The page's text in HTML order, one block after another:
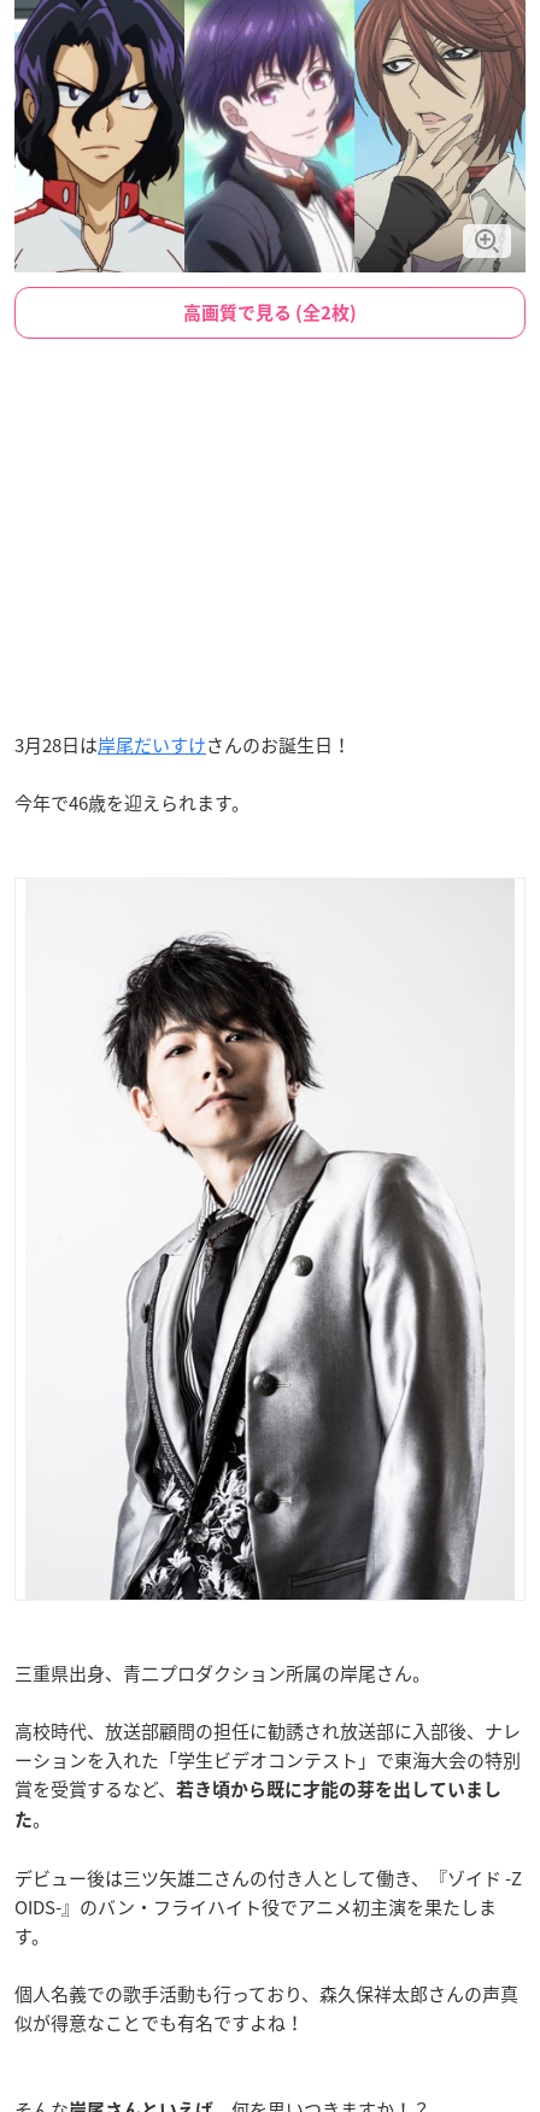
高画質で見る (全2枚)
3月28日は岸尾だいすけさんのお誕生日！
今年で46歳を迎えられます。
三重県出身、青二プロダクション所属の岸尾さん。
高校時代、放送部顧問の担任に勧誘され放送部に入部後、ナレ
ーションを入れた「学生ビデオコンテスト」で東海大会の特別
賞を受賞するなど、
若き頃から既に才能の芽を出していまし
た。
デビュー後は三ツ矢雄二さんの付き人として働き、『ゾイド -Z
OIDS-』のバン・フライハイト役でアニメ初主演を果たしま
す。
個人名義での歌手活動も行っており、森久保祥太郎さんの声真
似が得意なことでも有名ですよね！